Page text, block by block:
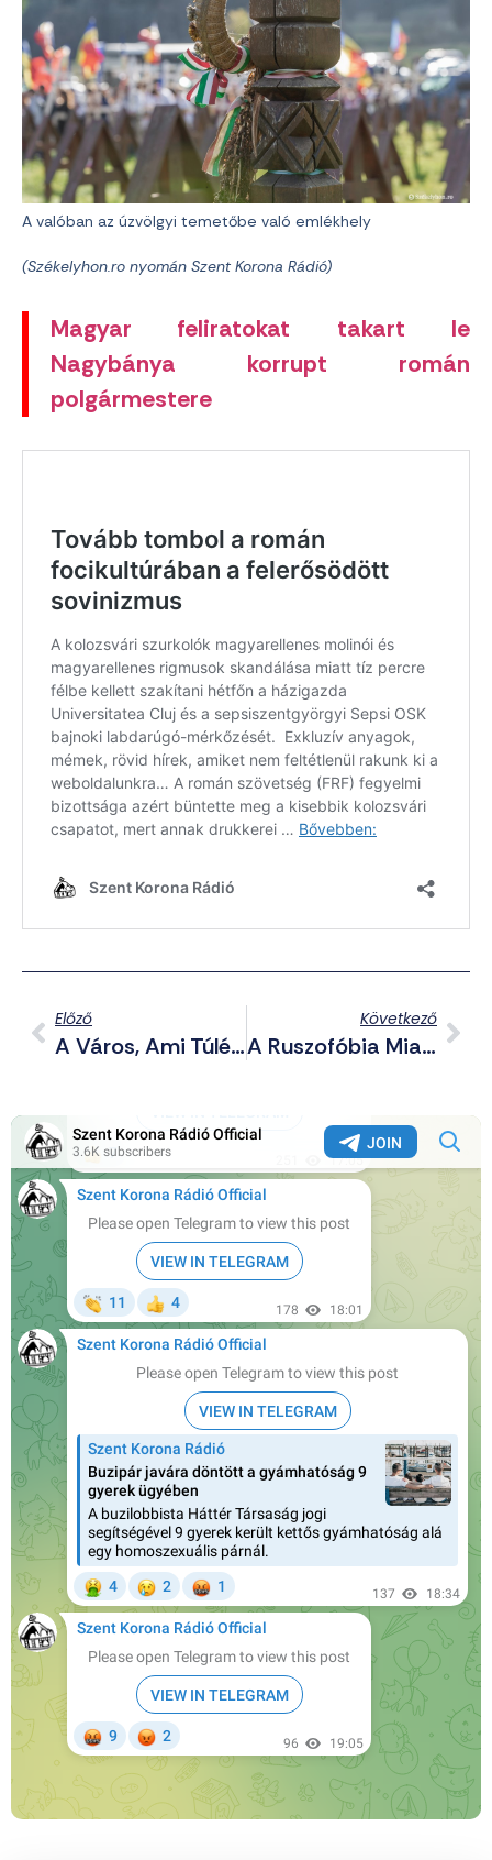
A valóban az úzvölgyi temetőbe való emlékhely
(Székelyhon.ro nyomán Szent Korona Rádió)
Magyar feliratokat takart le
Nagybánya korrupt román
polgármestere
Előző
A Város, Ami Túlélt, Mert Borús Volt Felette Az Ég
Következő
A Ruszofóbia Miatt Szúrja A Szemét A Szabadság Téri Szovjet Emlékmű A Momentumnak